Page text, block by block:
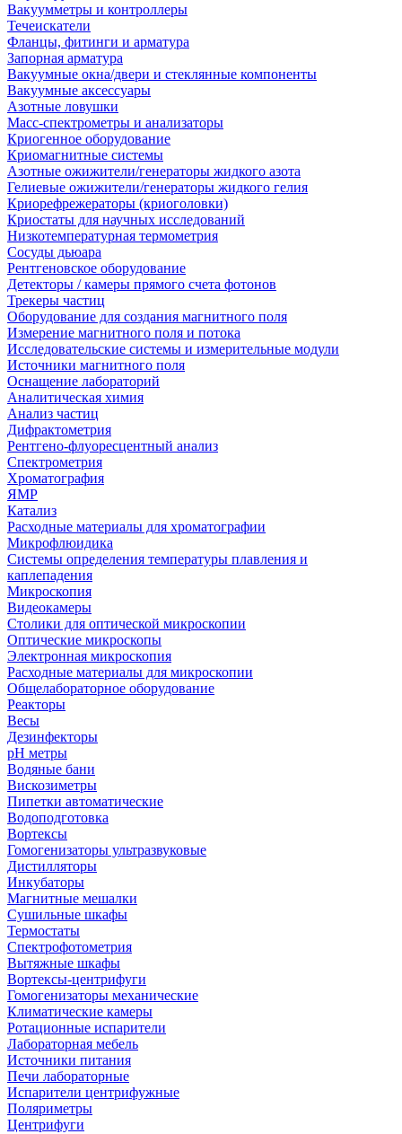
Вакуумметры и контроллеры
Течеискатели
Фланцы, фитинги и арматура
Запорная арматура
Вакуумные окна/двери и стеклянные компоненты
Вакуумные аксессуары
Азотные ловушки
Масс-спектрометры и анализаторы
Криогенное оборудование
Криомагнитные системы
Азотные ожижители/генераторы жидкого азота
Гелиевые ожижители/генераторы жидкого гелия
Криорефрежераторы (криоголовки)
Криостаты для научных исследований
Низкотемпературная термометрия
Сосуды дьюара
Рентгеновское оборудование
Детекторы / камеры прямого счета фотонов
Трекеры частиц
Оборудование для создания магнитного поля
Измерение магнитного поля и потока
Исследовательские системы и измерительные модули
Источники магнитного поля
Оснащение лабораторий
Аналитическая химия
Анализ частиц
Дифрактометрия
Рентгено-флуоресцентный анализ
Спектрометрия
Хроматография
ЯМР
Катализ
Расходные материалы для хроматографии
Микрофлюидика
Системы определения температуры плавления и
каплепадения
Микроскопия
Видеокамеры
Столики для оптической микроскопии
Оптические микроскопы
Электронная микроскопия
Расходные материалы для микроскопии
Общелабораторное оборудование
Реакторы
Весы
Дезинфекторы
рН метры
Водяные бани
Вискозиметры
Пипетки автоматические
Водоподготовка
Вортексы
Гомогенизаторы ультразвуковые
Дистилляторы
Инкубаторы
Магнитные мешалки
Сушильные шкафы
Термостаты
Спектрофотометрия
Вытяжные шкафы
Вортексы-центрифуги
Гомогенизаторы механические
Климатические камеры
Ротационные испарители
Лабораторная мебель
Источники питания
Печи лабораторные
Испарители центрифужные
Поляриметры
Центрифуги